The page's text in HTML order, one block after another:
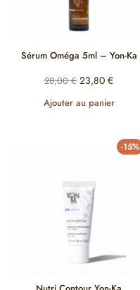
Sérum Oméga 5ml – Yon-Ka
28,00€ 23,80 €
Ajouter au panier
-15%